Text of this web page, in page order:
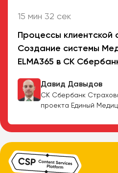
15 мин 32 сек
Процессы клиентской
Создание системы
ELMA365 в СК
Давид Давыдов
СК Сбербанк
проекта Единый